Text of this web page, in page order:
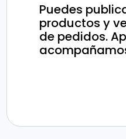
Puedes
productos y
de pedidos.